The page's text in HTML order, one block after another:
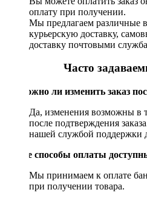
оплату при получении.
Мы предлагаем различные
курьерскую доставку,
доставку почтовыми
Часто
Возможно ли изменить заказ
Да, изменения возможны в
после подтверждения
нашей службой поддержки
Какие способы оплаты
Мы принимаем к оплате
при получении товара.